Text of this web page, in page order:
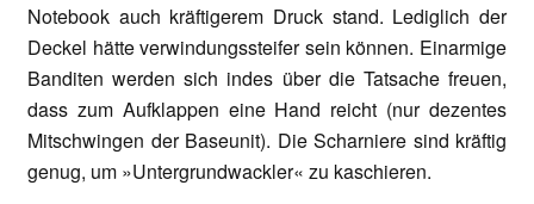
Notebook auch kräftigerem Druck stand. Lediglich der
Deckel hätte verwindungssteifer sein können. Einarmige
Banditen werden sich indes über die Tatsache freuen,
dass zum Aufklappen eine Hand reicht (nur dezentes
Mitschwingen der Baseunit). Die Scharniere sind kräftig
genug, um »Untergrundwackler« zu kaschieren.